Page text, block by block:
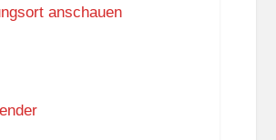
anschauen